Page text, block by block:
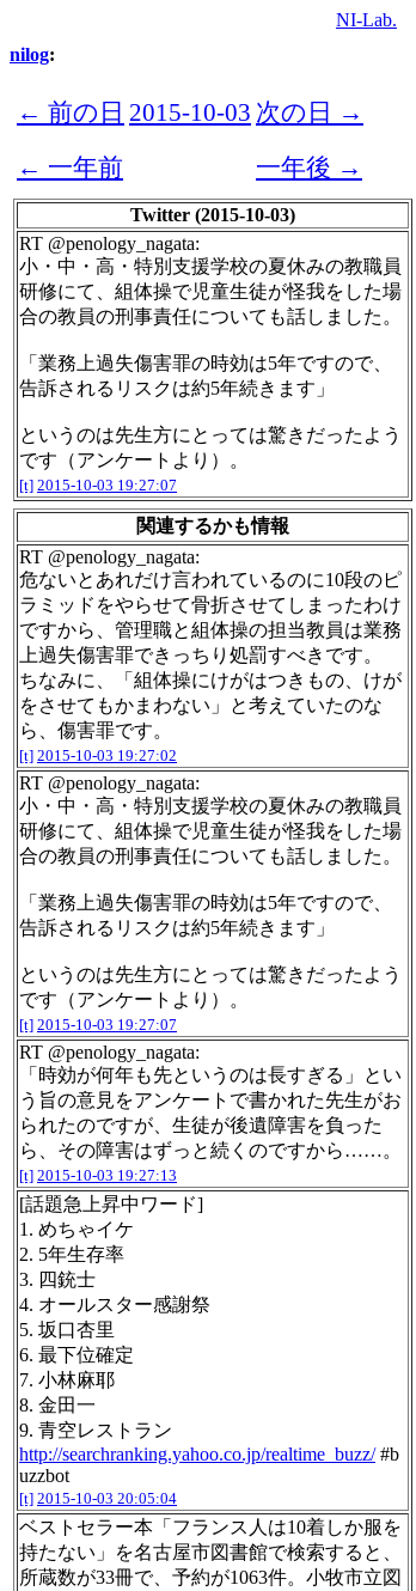
NI-Lab.
nilog:
← 前の日 2015-10-03 次の日 →
← 一年前
一年後 →
Twitter (2015-10-03)
RT @penology_nagata:
小・中・高・特別支援学校の夏休みの教職員
研修にて、組体操で児童生徒が怪我をした場
合の教員の刑事責任についても話しました。
「業務上過失傷害罪の時効は5年ですので、
告訴されるリスクは約5年続きます」
というのは先生方にとっては驚きだったよう
です（アンケートより）。
[t] 2015-10-03 19:27:07
関連するかも情報
RT @penology_nagata:
危ないとあれだけ言われているのに10段のピ
ラミッドをやらせて骨折させてしまったわけ
ですから、管理職と組体操の担当教員は業務
上過失傷害罪できっちり処罰すべきです。
ちなみに、「組体操にけがはつきもの、けが
をさせてもかまわない」と考えていたのな
ら、傷害罪です。
[t] 2015-10-03 19:27:02
RT @penology_nagata:
小・中・高・特別支援学校の夏休みの教職員
研修にて、組体操で児童生徒が怪我をした場
合の教員の刑事責任についても話しました。
「業務上過失傷害罪の時効は5年ですので、
告訴されるリスクは約5年続きます」
というのは先生方にとっては驚きだったよう
です（アンケートより）。
[t] 2015-10-03 19:27:07
RT @penology_nagata:
「時効が何年も先というのは長すぎる」とい
う旨の意見をアンケートで書かれた先生がお
られたのですが、生徒が後遺障害を負った
ら、その障害はずっと続くのですから……。
[t] 2015-10-03 19:27:13
[話題急上昇中ワード]
1. めちゃイケ
2. 5年生存率
3. 四銃士
4. オールスター感謝祭
5. 坂口杏里
6. 最下位確定
7. 小林麻耶
8. 金田一
9. 青空レストラン
http://searchranking.yahoo.co.jp/realtime_buzz/#b
uzzbot
[t] 2015-10-03 20:05:04
ベストセラー本「フランス人は10着しか服を
持たない」を名古屋市図書館で検索すると、
所蔵数が33冊で、予約が1063件。小牧市立図